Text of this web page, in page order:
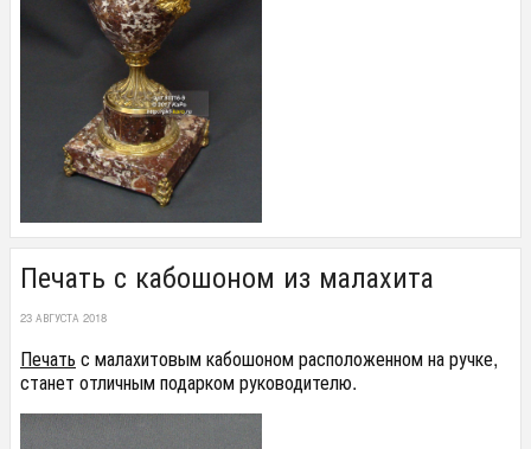
Печать с кабошоном из малахита
23 АВГУСТА 2018
Печать с малахитовым кабошоном расположенном на ручке,
станет отличным подарком руководителю.